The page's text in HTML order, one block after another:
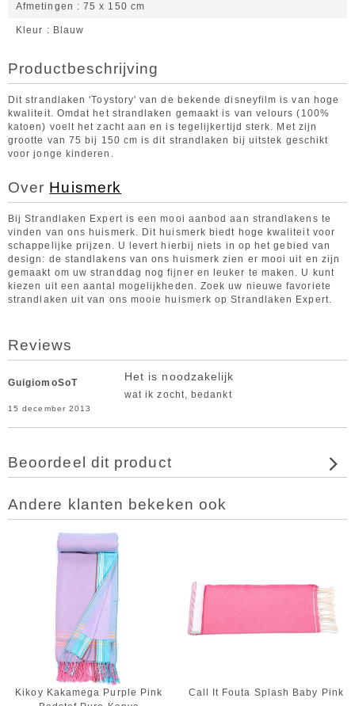
Afmetingen 75 x 150 cm
Kleur Blauw
Productbeschrijving
Dit strandlaken 'Toystory' van de bekende disneyfilm is van hoge
kwaliteit. Omdat het strandlaken gemaakt is van velours (100%
katoen) voelt het zacht aan en is tegelijkertijd sterk. Met zijn
grootte van 75 bij 150 cm is dit strandlaken bij uitstek geschikt
voor jonge kinderen.
Over Huismerk
Bij Strandlaken Expert is een mooi aanbod aan strandlakens te
vinden van ons huismerk. Dit huismerk biedt hoge kwaliteit voor
schappelijke prijzen. U levert hierbij niets in op het gebied van
design: de standlakens van ons huismerk zien er mooi uit en zijn
gemaakt om uw stranddag nog fijner en leuker te maken. U kunt
kiezen uit een aantal mogelijkheden. Zoek uw nieuwe favoriete
strandlaken uit van ons mooie huismerk op Strandlaken Expert.
Reviews
GuigiomoSoT
15 december 2013
Het is noodzakelijk
wat ik zocht, bedankt
Beoordeel dit product
Andere klanten bekeken ook
Kikoy Kakamega Purple Pink
Call It Fouta Splash Baby Pink